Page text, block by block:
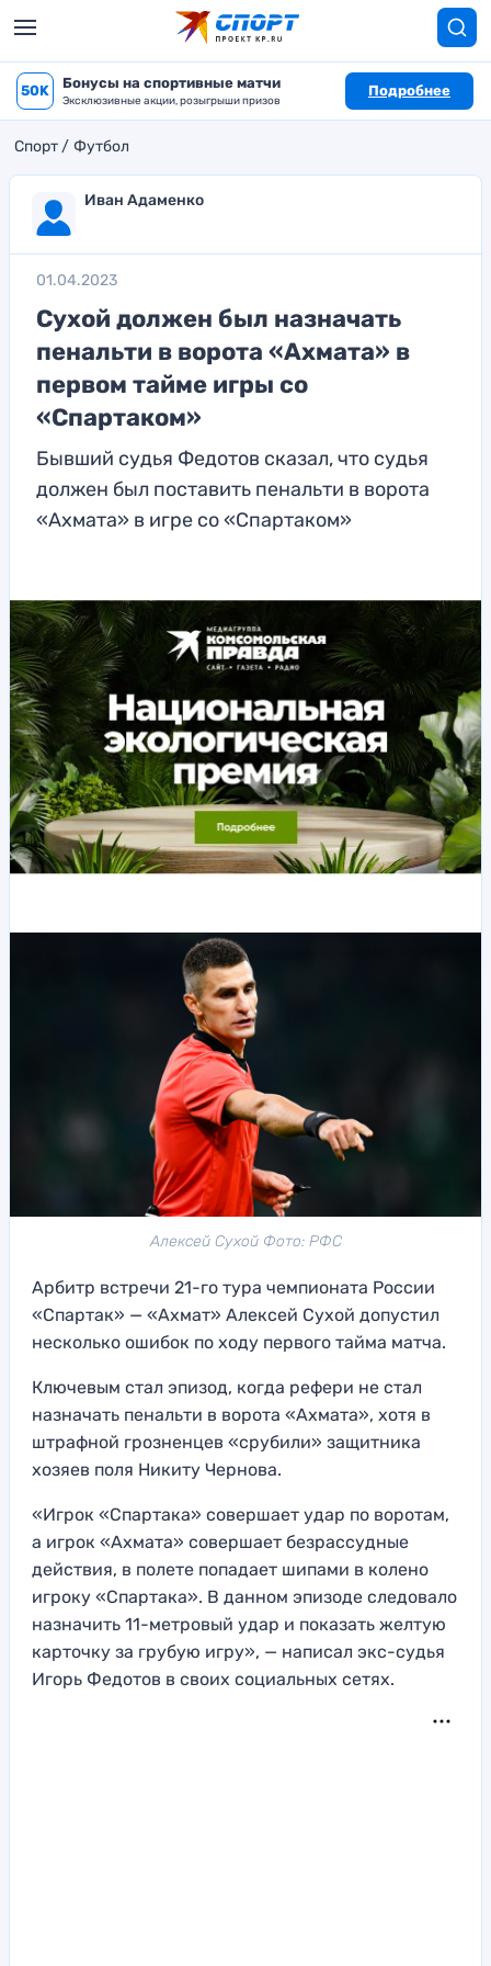
50K Бонусы на спортивные матчи
Эксклюзивные акции, розыгрыши призов
Подробнее
Спорт Футбол
Иван Адаменко
01.04.2023
Сухой должен был назначать
пенальти в ворота «Ахмата» в
первом тайме игры со
«Спартаком»
Бывший судья Федотов сказал, что судья
должен был поставить пенальти в ворота
«Ахмата» в игре со «Спартаком»
Алексей Сухой Фото: РФС
Арбитр встречи 21-го тура чемпионата России
«Спартак» — «Ахмат» Алексей Сухой допустил
несколько ошибок по ходу первого тайма матча.
Ключевым стал эпизод, когда рефери не стал
назначать пенальти в ворота «Ахмата», хотя в
штрафной грозненцев «срубили» защитника
хозяев поля Никиту Чернова.
«Игрок «Спартака» совершает удар по воротам,
а игрок «Ахмата» совершает безрассудные
действия, в полете попадает шипами в колено
игроку «Спартака». В данном эпизоде следовало
назначить 11-метровый удар и показать желтую
карточку за грубую игру», — написал экс-судья
Игорь Федотов в своих социальных сетях.